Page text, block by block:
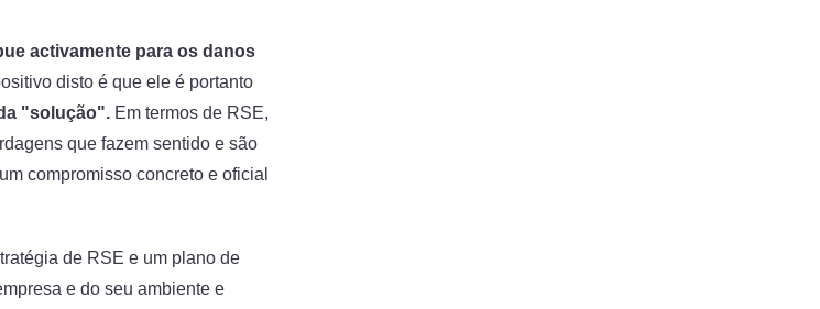
activamente para os danos
disto é que ele é portanto
"solução". Em termos de RSE,
que fazem sentido e são
compromisso concreto e oficial
de RSE e um plano de
e do seu ambiente e